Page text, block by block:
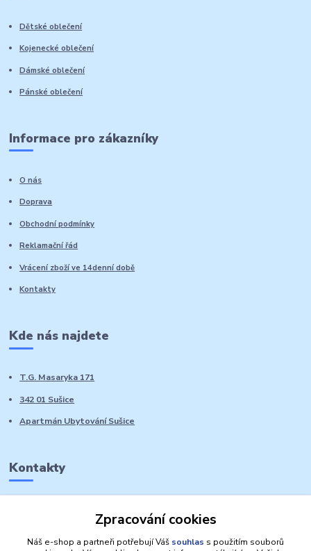
Dětské oblečení
Kojenecké oblečení
Dámské oblečení
Pánské oblečení
Informace pro zákazníky
O nás
Doprava
Obchodní podmínky
Reklamační řád
Vrácení zboží ve 14denní době
Kontakty
Kde nás najdete
T.G. Masaryka 171
342 01 Sušice
Apartmán Ubytování Sušice
Kontakty
Zpracování cookies
Náš e-shop a partneři potřebují Váš souhlas s použitím souborů